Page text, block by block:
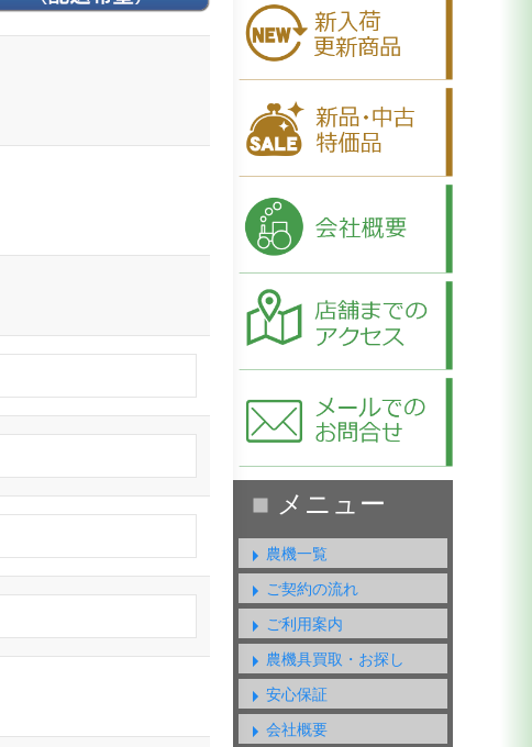
農機一覧
ご契約の流れ
ご利用案内
農機具買取・お探し
安心保証
会社概要